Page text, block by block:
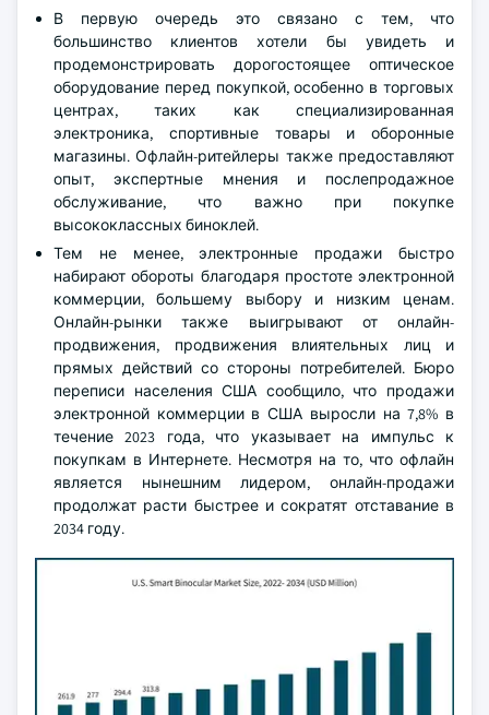
В первую очередь это связано с тем, что
большинство клиентов хотели бы увидеть и
продемонстрировать дорогостоящее оптическое
оборудование перед покупкой, особенно в торговых
центрах, таких как специализированная
электроника, спортивные товары и оборонные
магазины. Офлайн-ритейлеры также предоставляют
опыт, экспертные мнения и послепродажное
обслуживание, что важно при покупке
высококлассных биноклей.
Тем не менее, электронные продажи быстро
набирают обороты благодаря простоте электронной
коммерции, большему выбору и низким ценам.
Онлайн-рынки также выигрывают от онлайн-
продвижения, продвижения влиятельных лиц и
прямых действий со стороны потребителей. Бюро
переписи населения США сообщило, что продажи
электронной коммерции в США выросли на 7,8% в
течение 2023 года, что указывает на импульс к
покупкам в Интернете. Несмотря на то, что офлайн
является нынешним лидером, онлайн-продажи
продолжат расти быстрее и сократят отставание в
2034 году.